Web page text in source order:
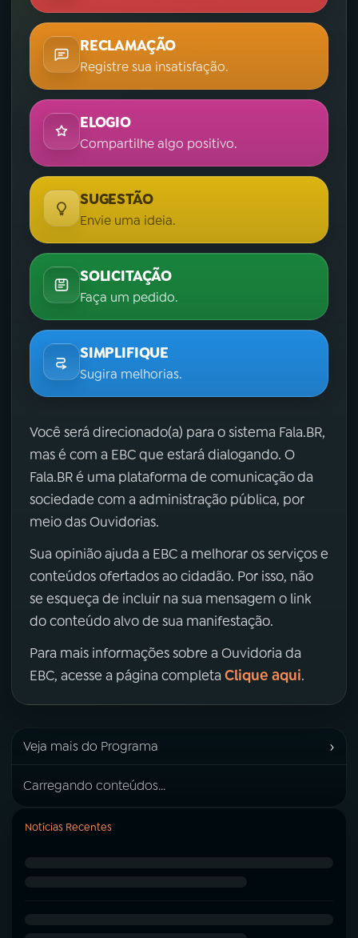
RECLAMAÇÃO
Registre sua insatisfação.
ELOGIO
Compartilhe algo positivo.
SUGESTÃO
Envie uma ideia.
SOLICITAÇÃO
Faça um pedido.
SIMPLIFIQUE
Sugira melhorias.
Você será direcionado(a) para o sistema Fala.BR,
mas é com a EBC que estará dialogando. O
Fala.BR é uma plataforma de comunicação da
sociedade com a administração pública, por
meio das Ouvidorias.
Sua opinião ajuda a EBC a melhorar os serviços e
conteúdos ofertados ao cidadão. Por isso, não
se esqueça de incluir na sua mensagem o link
do conteúdo alvo de sua manifestação.
Para mais informações sobre a Ouvidoria da
EBC, acesse a página completa Clique aqui.
Veja mais do Programa ›
Carregando conteúdos...
Notícias Recentes